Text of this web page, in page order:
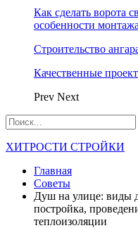
Как сделать ворота
особенности монтажа
Строительство
Качественные
Prev Next
ХИТРОСТИ СТРОЙКИ
Главная
Советы
Душ на улице: виды
постройка,
теплоизоляции